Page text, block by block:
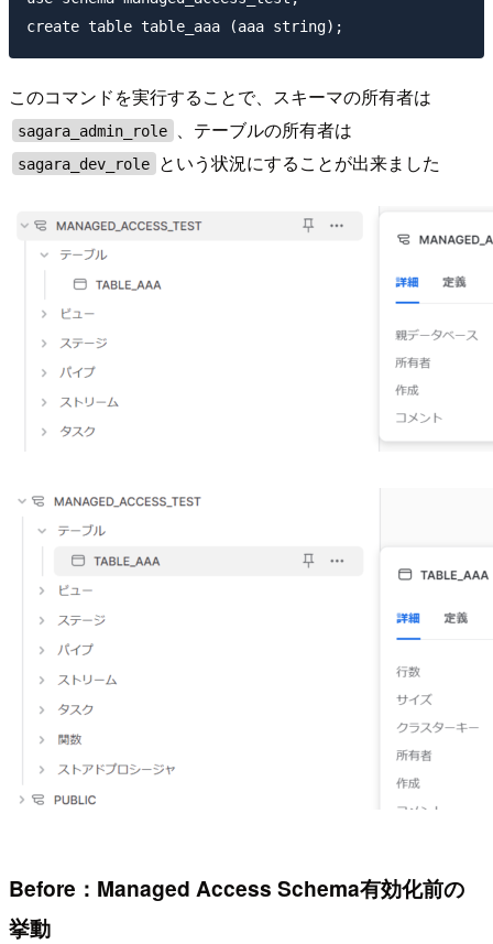
このコマンドを実行することで、スキーマの所有者は
sagara_admin_role 、テーブルの所有者は
sagara_dev_role という状況にすることが出来ました
Before：Managed Access Schema有効化前の
挙動